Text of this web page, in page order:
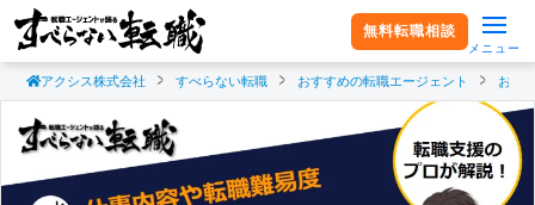
無料転職相談
メニュー
アクシス株式会社 すべらない転職 おすすめの転職エージェント おす